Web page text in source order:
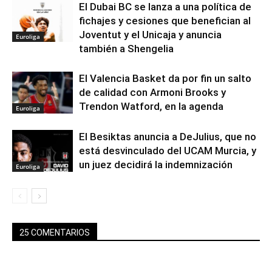
Euroliga
El Dubai BC se lanza a una política de
fichajes y cesiones que benefician al
Joventut y el Unicaja y anuncia
también a Shengelia
Euroliga
El Valencia Basket da por fin un salto
de calidad con Armoni Brooks y
Trendon Watford, en la agenda
Euroliga
El Besiktas anuncia a DeJulius, que no
está desvinculado del UCAM Murcia, y
un juez decidirá la indemnización
25 COMENTARIOS